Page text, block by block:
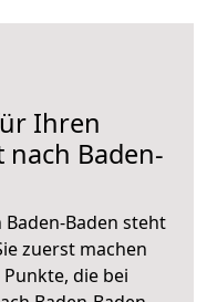
Ihren
Baden-
Baden steht
zuerst machen
die bei